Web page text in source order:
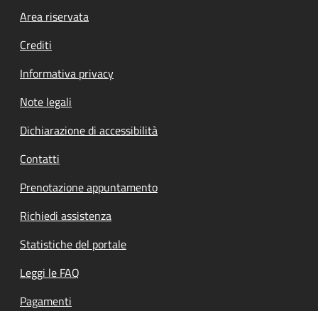
Footer menu
Area riservata
Crediti
Informativa privacy
Note legali
Dichiarazione di accessibilità
Contatti
Prenotazione appuntamento
Richiedi assistenza
Statistiche del portale
Leggi le FAQ
Pagamenti